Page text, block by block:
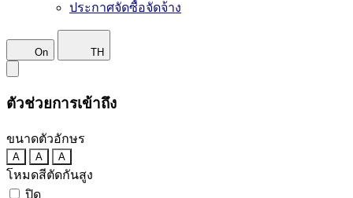
ประกาศจัดซื้อจัดจ้าง
On TH
ตัวช่วยการเข้าถึง
ขนาดตัวอักษร
A A A
โหมดสีตัดกันสูง
ปิด